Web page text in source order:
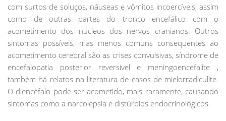
com surtos de soluços, náuseas e vômitos incoercíveis, assim
como de outras partes do tronco encefálico com o
acometimento dos núcleos dos nervos cranianos. Outros
sintomas possíveis, mas menos comuns consequentes ao
acometimento cerebral são as crises convulsivas, síndrome de
encefalopatia posterior reversível e meningoencefalite ,
também há relatos na literatura de casos de mielorradiculite.
O diencéfalo pode ser acometido, mais raramente, causando
sintomas como a narcolepsia e distúrbios endocrinológicos.